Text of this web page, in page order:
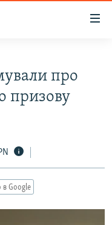
про
призову
в Google